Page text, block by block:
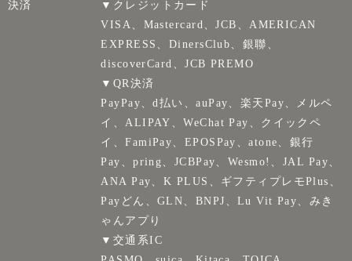
決済
▼クレジットカード
VISA、Mastercard、JCB、AMERICAN
EXPRESS、DinersClub、銀聯、
discoverCard、JCB PREMO
▼QR決済
PayPay、d払い、auPay、楽天Pay、メルペ
イ、ALIPAY、WeChat Pay、クイックペ
イ、FamiPay、EPOSPay、atone、銀行
Pay、pring、JCBPay、Wesmo!、JAL Pay、
ANA Pay、K PLUS、ギフティプレモPlus、
Payどん、GLN、BNPJ、Lu Vit Pay、みき
ゃんアプり
▼交通系IC